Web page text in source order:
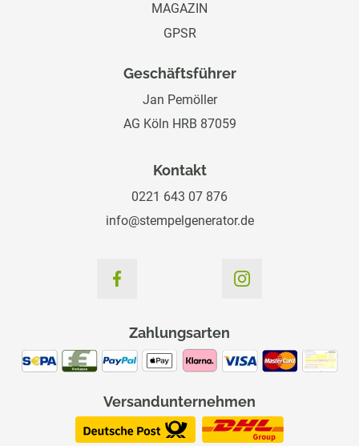
MAGAZIN
GPSR
Geschäftsführer
Jan Pemöller
AG Köln HRB 87059
Kontakt
0221 643 07 876
info@stempelgenerator.de
Zahlungsarten
Versandunternehmen